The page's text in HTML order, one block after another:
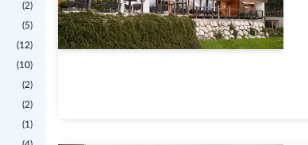
(2)
(5)
(12)
(10)
(2)
(2)
(1)